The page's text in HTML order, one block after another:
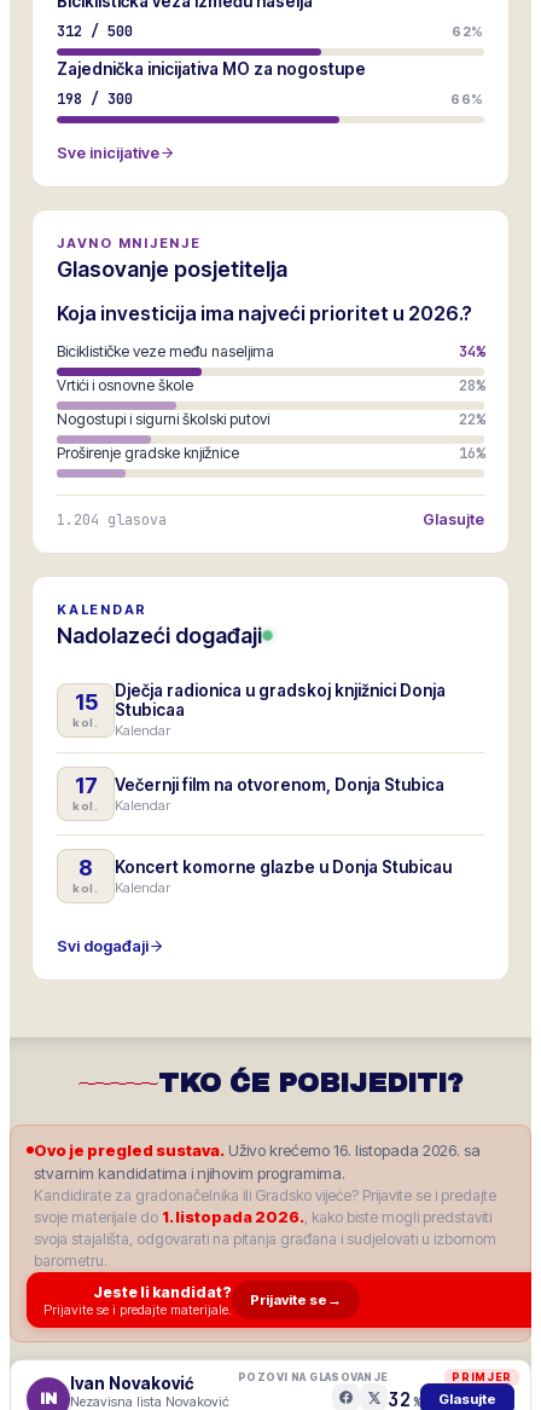
312 / 500 62%
Zajednička inicijativa MO za nogostupe
198 / 300 66%
Sve inicijative
JAVNO MNIJENJE
Glasovanje posjetitelja
Koja investicija ima najveći prioritet u 2026.?
Biciklističke veze među naseljima 34%
Vrtići i osnovne škole 28%
Nogostupi i sigurni školski putovi 22%
Proširenje gradske knjižnice 16%
1.204 glasova Glasujte
KALENDAR
Nadolazeći događaji
15
kol.
Dječja radionica u gradskoj knjižnici Donja
Stubicaa
Kalendar
17
kol.
Večernji film na otvorenom, Donja Stubica
Kalendar
8
kol.
Koncert komorne glazbe u Donja Stubicau
Kalendar
Svi događaji
TKO ĆE POBIJEDITI?
Ovo je pregled sustava. Uživo krećemo 16. listopada 2026. sa
stvarnim kandidatima i njihovim programima.
Kandidirate za gradonačelnika ili Gradsko vijeće? Prijavite se i predajte
svoje materijale do 1. listopada 2026., kako biste mogli predstaviti
svoja stajališta, odgovarati na pitanja građana i sudjelovati u izbornom
barometru.
Jeste li kandidat?
Prijavite se i predajte materijale.
Prijavite se →
PRIMJER
IN
Ivan Novaković
Nezavisna lista Novaković
POZOVI NA GLASOVANJE
32 % Glasujte